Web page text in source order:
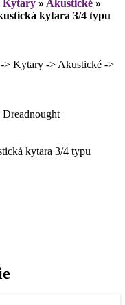
Kytary » Akustické »
kytara 3/4 typu
Kytary -> Akustické ->
kytara 3/4 typu